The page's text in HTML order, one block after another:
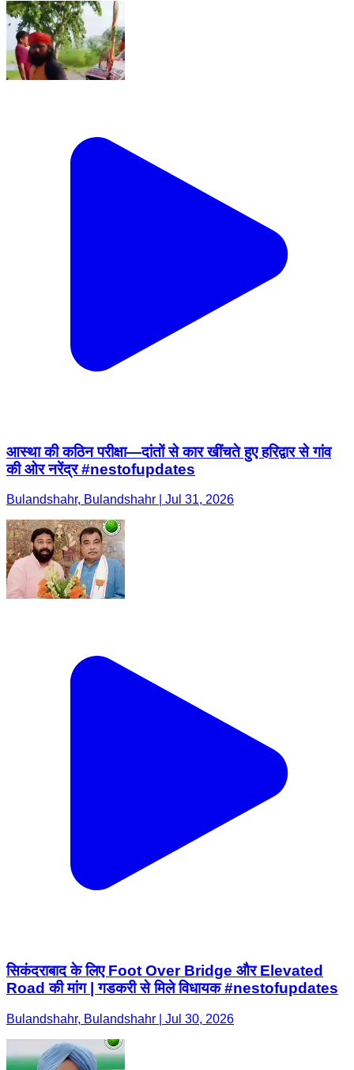
आस्था की कठिन परीक्षा—दांतों से कार खींचते हुए हरिद्वार से गांव
की ओर नरेंद्र #nestofupdates
Bulandshahr, Bulandshahr | Jul 31, 2026
सिकंदराबाद के लिए Foot Over Bridge और Elevated
Road की मांग | गडकरी से मिले विधायक #nestofupdates
Bulandshahr, Bulandshahr | Jul 30, 2026